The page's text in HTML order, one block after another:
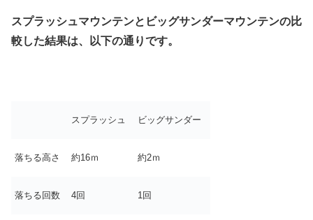
スプラッシュマウンテンとビッグサンダーマウンテンの比
較した結果は、以下の通りです。
スプラッシュ ビッグサンダー
落ちる高さ 約16ｍ 約2ｍ
落ちる回数 4回 1回